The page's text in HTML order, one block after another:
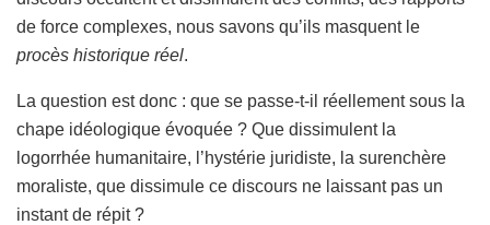
de force complexes, nous savons qu’ils masquent le
procès historique réel.
La question est donc : que se passe-t-il réellement sous la
chape idéologique évoquée ? Que dissimulent la
logorrhée humanitaire, l’hystérie juridiste, la surenchère
moraliste, que dissimule ce discours ne laissant pas un
instant de répit ?